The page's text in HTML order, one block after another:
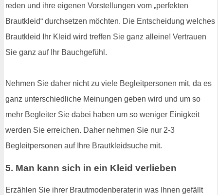
reden und ihre eigenen Vorstellungen vom „perfekten
Brautkleid“ durchsetzen möchten. Die Entscheidung welches
Brautkleid Ihr Kleid wird treffen Sie ganz alleine! Vertrauen
Sie ganz auf Ihr Bauchgefühl.
Nehmen Sie daher nicht zu viele Begleitpersonen mit, da es
ganz unterschiedliche Meinungen geben wird und um so
mehr Begleiter Sie dabei haben um so weniger Einigkeit
werden Sie erreichen. Daher nehmen Sie nur 2-3
Begleitpersonen auf Ihre Brautkleidsuche mit.
5. Man kann sich in ein Kleid verlieben
Erzählen Sie ihrer Brautmodenberaterin was Ihnen gefällt